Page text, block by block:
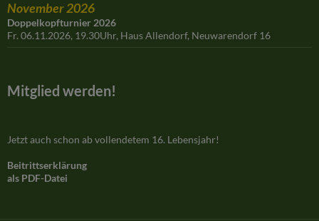
November 2026
Doppelkopfturnier 2026
Fr. 06.11.2026, 19.30Uhr, Haus Allendorf, Neuwarendorf 16
Mitglied werden!
Jetzt auch schon ab vollendetem 16. Lebensjahr!
Beitrittserklärung
als PDF-Datei